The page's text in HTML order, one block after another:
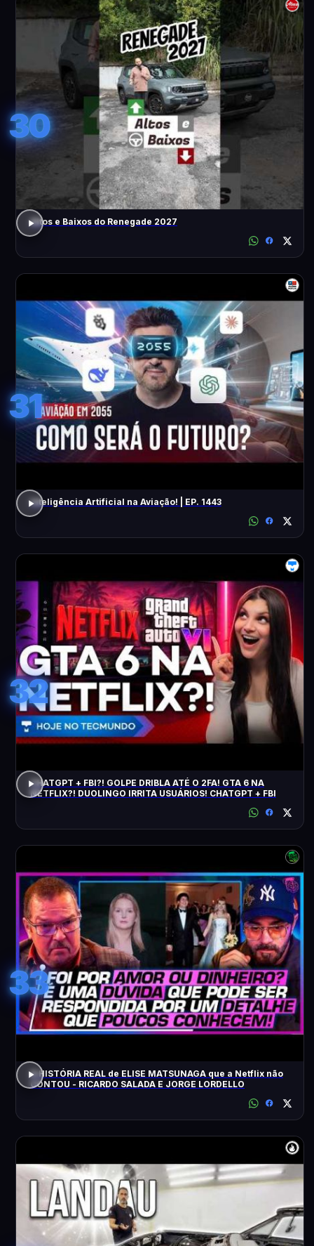
30
Altos e Baixos do Renegade 2027
31
Inteligência Artificial na Aviação! | EP. 1443
32
CHATGPT + FBI?! GOLPE DRIBLA ATÉ O 2FA! GTA 6 NA
NETFLIX?! DUOLINGO IRRITA USUÁRIOS! CHATGPT + FBI
33
A HISTÓRIA REAL de ELISE MATSUNAGA que a Netflix não
CONTOU - RICARDO SALADA E JORGE LORDELLO